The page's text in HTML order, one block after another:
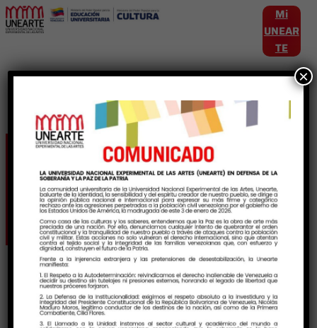
Mi
UNEAR
TE
Etiqueta:
SistemaNacionalDeIngreso
×